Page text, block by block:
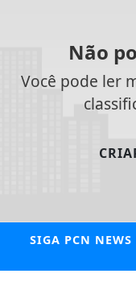
Não
Você pode ler
SIGA PCN